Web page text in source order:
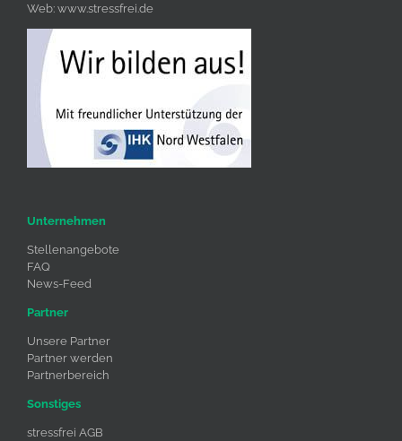
Web: www.stressfrei.de
Unternehmen
Stellenangebote
FAQ
News-Feed
Partner
Unsere Partner
Partner werden
Partnerbereich
Sonstiges
stressfrei AGB